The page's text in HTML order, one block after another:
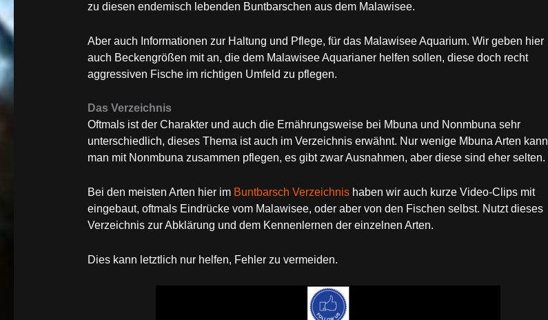
zu diesen endemisch lebenden Buntbarschen aus dem Malawisee.
Aber auch Informationen zur Haltung und Pflege, für das Malawisee Aquarium. Wir geben hier
auch Beckengrößen mit an, die dem Malawisee Aquarianer helfen sollen, diese doch recht
aggressiven Fische im richtigen Umfeld zu pflegen.
Das Verzeichnis
Oftmals ist der Charakter und auch die Ernährungsweise bei Mbuna und Nonmbuna sehr
unterschiedlich, dieses Thema ist auch im Verzeichnis erwähnt. Nur wenige Mbuna Arten kann
man mit Nonmbuna zusammen pflegen, es gibt zwar Ausnahmen, aber diese sind eher selten.
Bei den meisten Arten hier im Buntbarsch Verzeichnishaben wir auch kurze Video-Clips mit
eingebaut, oftmals Eindrücke vom Malawisee, oder aber von den Fischen selbst. Nutzt dieses
Verzeichnis zur Abklärung und dem Kennenlernen der einzelnen Arten.
Dies kann letztlich nur helfen, Fehler zu vermeiden.